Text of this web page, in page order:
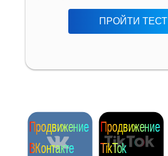
ПРОЙТИ ТЕСТ